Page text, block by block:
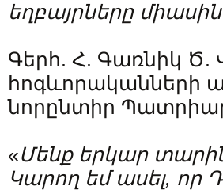
եղբայրները
Գերհ. Հ. Գառնիկ Ծ.
հոգևորականների
նորընտիր
«Մենք երկար
Կարող եմ ասել, որ